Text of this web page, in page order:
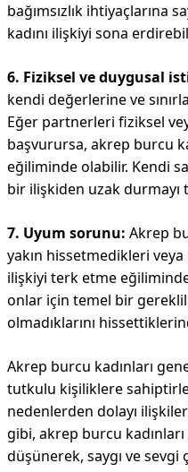
bağımsızlık ihtiyaçlarına
kadını ilişkiyi sona
6. Fiziksel ve duygusal
kendi değerlerine ve
Eğer partnerleri fiziksel
başvurursa, akrep burcu
eğiliminde olabilir. Kendi
bir ilişkiden uzak durmayı
7. Uyum sorunu: Akrep
yakın hissetmedikleri
ilişkiyi terk etme
onlar için temel bir
olmadıklarını
Akrep burcu kadınları
tutkulu kişiliklere
nedenlerden dolayı
gibi, akrep burcu
düşünerek, saygı ve